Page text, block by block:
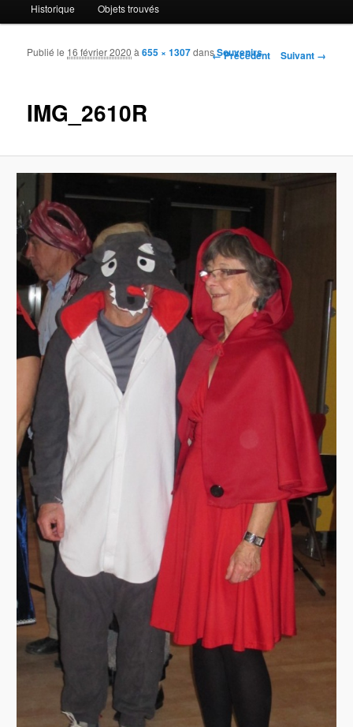
Historique Objets trouvés
Navigation des images
← Précédent Suivant →
IMG_2610R
Publié le 16 février 2020 à655 × 1307dansSouvenirs